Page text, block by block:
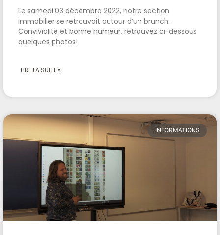
Le samedi 03 décembre 2022, notre section
immobilier se retrouvait autour d’un brunch.
Convivialité et bonne humeur, retrouvez ci-dessous
quelques photos!
LIRE LA SUITE »
INFORMATIONS